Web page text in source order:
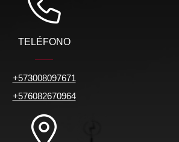
TELÉFONO
+573008097671
+576082670964